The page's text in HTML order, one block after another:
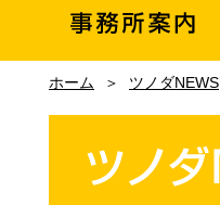
ホーム ＞ ツノダNEWS